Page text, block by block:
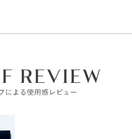
ゆみ、刺激等の異常があらわれた時
医へのご相談をおすすめします。そ
症状が悪化することがあります。
誤食等を防ぐため、置き場所にご注